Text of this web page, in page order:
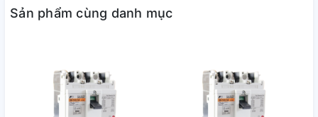
cho người dùng và môi trường.
Sản phẩm cùng danh mục